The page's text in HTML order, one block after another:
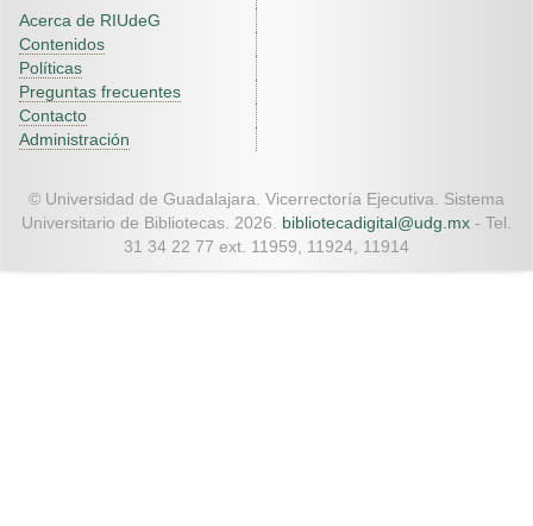
Acerca de RIUdeG
Contenidos
Políticas
Preguntas frecuentes
Contacto
Administración
© Universidad de Guadalajara. Vicerrectoría Ejecutiva. Sistema
Universitario de Bibliotecas. 2026. bibliotecadigital@udg.mx - Tel.
31 34 22 77 ext. 11959, 11924, 11914